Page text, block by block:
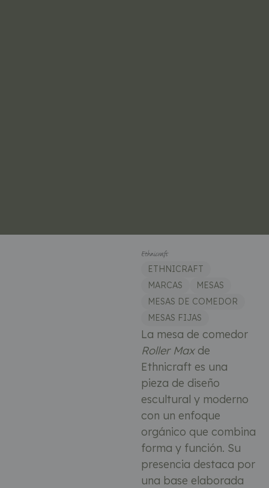
ETHNICRAFT
MARCAS
MESAS
MESAS DE COMEDOR
MESAS FIJAS
La mesa de comedor
Roller Maxde
Ethnicraft es una
pieza de diseño
escultural y moderno
con un enfoque
orgánico que combina
forma y función. Su
presencia destaca por
una base elaborada